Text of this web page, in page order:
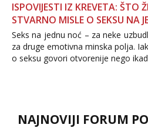
ISPOVIJESTI IZ KREVETA: ŠTO
STVARNO MISLE O SEKSU NA
Seks na jednu noć – za neke
za druge emotivna minska polja.
o seksu govori otvorenije nego
dalje izaziva burne rasprave.
NAJNOVIJI FORUM